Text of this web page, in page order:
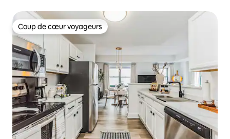
Coup de cœur voyageurs
Coup de cœur voyageurs